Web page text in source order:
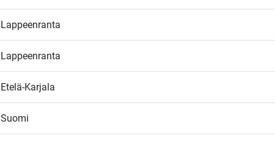
Lappeenranta
Lappeenranta
Etelä-Karjala
Suomi